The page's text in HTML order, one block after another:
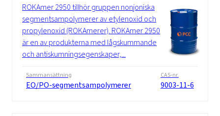
ROKAmer 2950 tillhör gruppen nonjoniska
segmentsampolymerer av etylenoxid och
propylenoxid (ROKAmerer). ROKAmer 2950
är en av produkterna med lågskummande
och antiskumningsegenskaper,...
Sammansättning
EO/PO-segmentsampolymerer
CAS-nr.
9003-11-6